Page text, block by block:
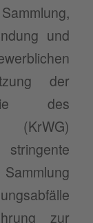
und
der
des
(KrWG)
zur